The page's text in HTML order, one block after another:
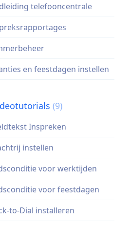
telefooncentrale
en feestdagen instellen
(9)
Inspreken
instellen
voor werktijden
voor feestdagen
to-Dial installeren